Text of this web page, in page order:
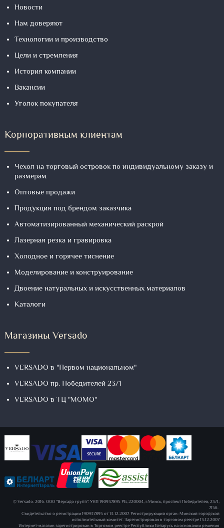
Новости
Нам доверяют
Технологии и производство
Цели и стремления
История компании
Вакансии
Уголок покупателя
Корпоративным клиентам
Чехол на торговый островок по индивидуальному заказу и
размерам
Оптовые продажи
Продукция под брендом заказчика
Автоматизированный механический раскрой
Лазерная резка и гравировка
Холодное и горячее тиснение
Моделирование и конструирование
Двоение натуральных и искусственных материалов
Каталоги
Магазины Versado
VERSADO в "Первом национальном"
VERSADO пр. Победителей 23/1
VERSADO в ТЦ "МОМО"
© Versado. 2016. ООО "Версадо групп". УНП 190937895 РБ, 220004, г.Минск, проспект Победителей, 23/1,
715б.
Свидетельство о регистрации 190937895 от 13.12.2007. Регистрирующий орган: Минский городской
исполнительный комитет. Зарегистрирован в торговом реестре 13.12.2007
Интернет-магазин зарегистрирован в Торговом реестре Республики Беларусь на основании решения